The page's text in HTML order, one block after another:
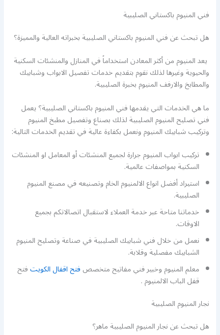
فني المنيوم باكستاني الصليبية
هل تبحث عن فني المنيوم باكستاني الصليبية بخبراته العالية والمميزة؟
يعد المنيوم من أكثر المعادن استخداماً في المنازل والمنشئات السكنية
والحيوية وغيرها لذلك نقوم بتقديم خدمات تفصيل الابواب وشبابيك
والمطابخ والارفف المنيوم بخبرة الصليبية.
ما هي الخدمات التي يقدمها فني المنيوم باكستاني الصليبية؟ يعمل
فني تصليح المنيوم الصليبية لذلك بصناع وتفصيل مطبخ المنيوم
وتركيب شبابيك المنيوم ونعمل بكفاءة عالية في تقديم الخدمات التالية:
تركيب ابواب المنيوم جرارة لجميع المنشئات أو المعامل او المنشئات
السكنية بمواصفات عالمية.
استيراد أفضل انواع الالمنيوم الخام وتصنيعه في مصنع المنيوم
الصليبية.
خدماتنا متاحة عبر خدمة العملاء لاستقبال اتصالاتكم بجميع
الاوقات.
نعمل من خلال فني شبابيك الصليبية في صناعة وتصليح المنيوم
الشبابيك مفصلية وقلابة.
معلم المنيوم وخبير فني مفاتيح متخصصفتح اقفال الكويتفتح
قفل الباب الالمنيوم .
نجار المنيوم الصليبية
هل تبحث عن نجار المنيوم الصليبية ماهر؟